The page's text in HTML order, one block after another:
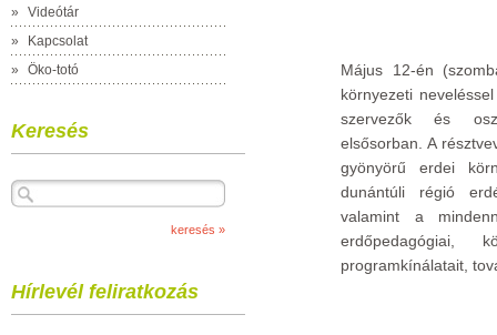
»
Videótár
»
Kapcsolat
»
Öko-totó
Keresés
Hírlevél feliratkozás
Május 12-én
környezeti
szervezők és
elsősorban. A
gyönyörű erdei
dunántúli régió
valamint a
erdőpedagógiai,
programkínálatait,